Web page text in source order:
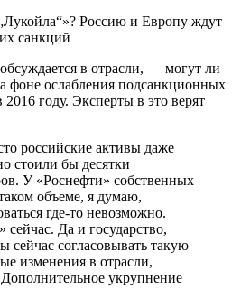
в отрасли, — могут ли
фоне ослабления подсанкционных
году. Эксперты в это верят
российские активы даже
стоили бы десятки
У «Роснефти» собственных
объеме, я думаю,
где-то невозможно.
Да и государство,
сейчас согласовывать такую
изменения в отрасли,
укрупнение